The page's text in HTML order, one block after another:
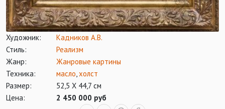
Художник:
Кадников А.В.
Стиль:
Реализм
Жанр:
Жанровые картины
Техника:
масло,холст
Размер:
52,5 Х 44,7 см
Цена:
2 450 000 руб